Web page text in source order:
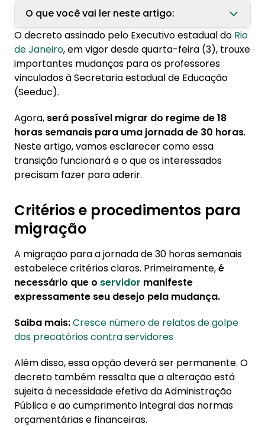
O que você vai ler neste artigo:
1. Critérios e procedimentos para migração
2. Quais as etapas da migração de jornada
para professores do Rio?
O decreto assinado pelo Executivo estadual do Rio
de Janeiro, em vigor desde quarta-feira (3), trouxe
importantes mudanças para os professores
vinculados à Secretaria estadual de Educação
(Seeduc).
Agora, será possível migrar do regime de 18
horas semanais para uma jornada de 30 horas.
Neste artigo, vamos esclarecer como essa
transição funcionará e o que os interessados
precisam fazer para aderir.
Critérios e procedimentos para
migração
A migração para a jornada de 30 horas semanais
estabelece critérios claros. Primeiramente,é
necessário que o servidor manifeste
expressamente seu desejo pela mudança.
Saiba mais:Cresce número de relatos de golpe
dos precatórios contra servidores
Além disso, essa opção deverá ser permanente. O
decreto também ressalta que a alteração está
sujeita à necessidade efetiva da Administração
Pública e ao cumprimento integral das normas
orçamentárias e financeiras.